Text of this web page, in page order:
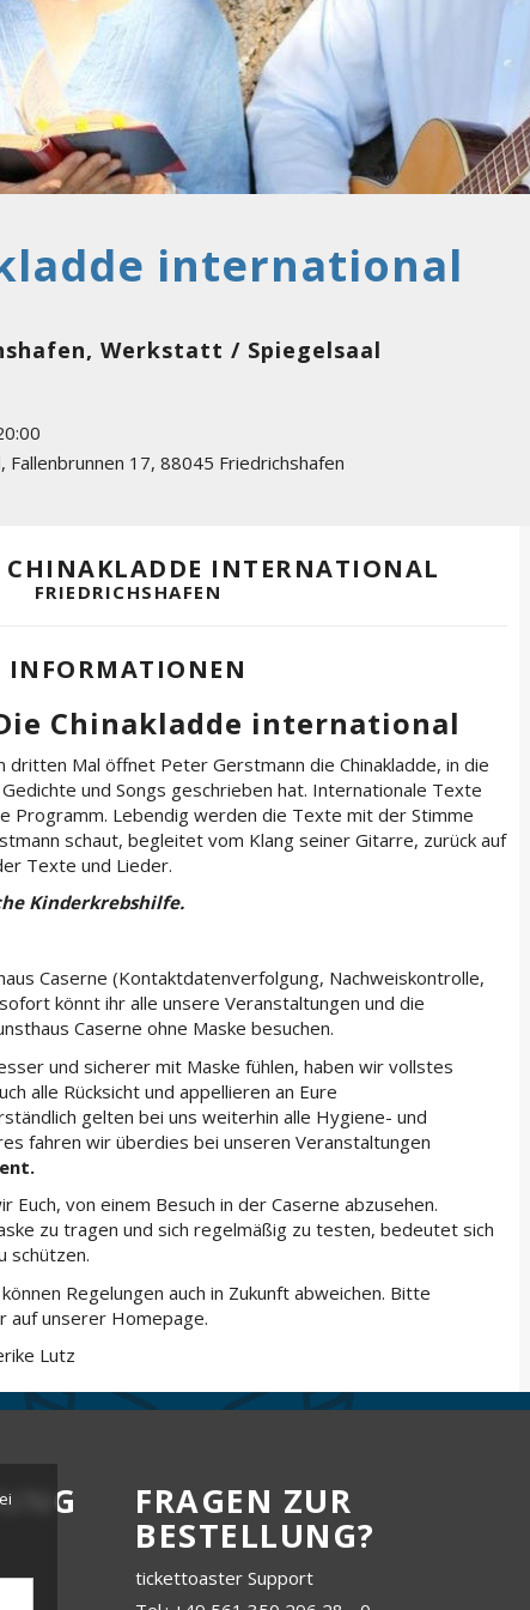
international
Werkstatt / Spiegelsaal
, Fallenbrunnen 17, 88045 Friedrichshafen
CHINAKLADDE INTERNATIONAL
FRIEDRICHSHAFEN
INFORMATIONEN
Chinakladde international
dritten Mal öffnet Peter Gerstmann die Chinakladde, in die
und Songs geschrieben hat. Internationale Texte
Programm. Lebendig werden die Texte mit der Stimme
schaut, begleitet vom Klang seiner Gitarre, zurück auf
Texte und Lieder.
Kinderkrebshilfe.
Caserne (Kontaktdatenverfolgung, Nachweiskontrolle,
könnt ihr alle unsere Veranstaltungen und die
Caserne ohne Maske besuchen.
und sicherer mit Maske fühlen, haben wir vollstes
alle Rücksicht und appellieren an Eure
gelten bei uns weiterhin alle Hygiene- und
fahren wir überdies bei unseren Veranstaltungen
Euch, von einem Besuch in der Caserne abzusehen.
zu tragen und sich regelmäßig zu testen, bedeutet sich
schützen.
Regelungen auch in Zukunft abweichen. Bitte
auf unserer Homepage.
Lutz
FRAGEN ZUR
BESTELLUNG?
tickettoaster Support